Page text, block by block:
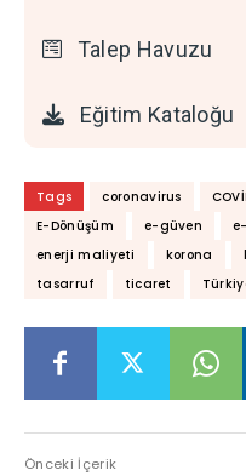
Talep Havuzu
Eğitim Kataloğu
Tags coronavirus
E-Dönüşüm
e-güven
enerji maliyeti
korona
tasarruf
ticaret
Önceki İçerik